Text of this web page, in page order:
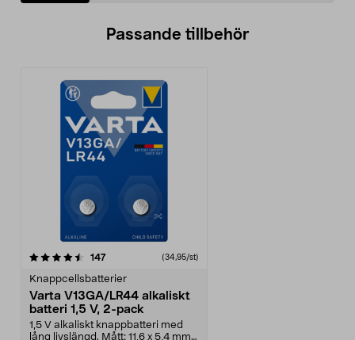
Passande tillbehör
147recensioner (34,95/st)
Knappcellsbatterier
Varta V13GA/LR44 alkaliskt
batteri 1,5 V, 2-pack
1,5 V alkaliskt knappbatteri med
lång livslängd. Mått: 11,6 x 5,4 mm.